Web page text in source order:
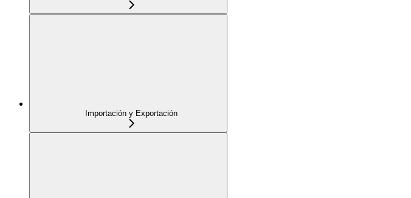
Importación y Exportación